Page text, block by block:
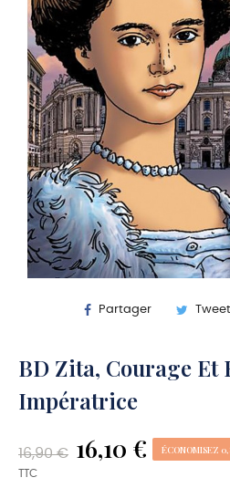
Partager Tweet
BD Zita, Courage Et
Impératrice
16,90 € 16,10 € ÉCONOMISEZ
TTC